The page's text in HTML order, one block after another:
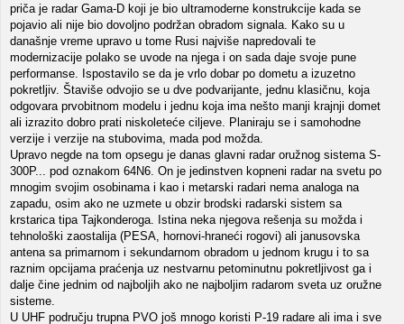
priča je radar Gama-D koji je bio ultramoderne konstrukcije kada se
pojavio ali nije bio dovoljno podržan obradom signala. Kako su u
današnje vreme upravo u tome Rusi najviše napredovali te
modernizacije polako se uvode na njega i on sada daje svoje pune
performanse. Ispostavilo se da je vrlo dobar po dometu a izuzetno
pokretljiv. Štaviše odvojio se u dve podvarijante, jednu klasičnu, koja
odgovara prvobitnom modelu i jednu koja ima nešto manji krajnji domet
ali izrazito dobro prati niskoleteće ciljeve. Planiraju se i samohodne
verzije i verzije na stubovima, mada pod možda.
Upravo negde na tom opsegu je danas glavni radar oružnog sistema S-
300P... pod oznakom 64N6. On je jedinstven kopneni radar na svetu po
mnogim svojim osobinama i kao i metarski radari nema analoga na
zapadu, osim ako ne uzmete u obzir brodski radarski sistem sa
krstarica tipa Tajkonderoga. Istina neka njegova rešenja su možda i
tehnološki zaostalija (PESA, hornovi-hraneći rogovi) ali janusovska
antena sa primarnom i sekundarnom obradom u jednom krugu i to sa
raznim opcijama praćenja uz nestvarnu petominutnu pokretljivost ga i
dalje čine jednim od najboljih ako ne najboljim radarom sveta uz oružne
sisteme.
U UHF području trupna PVO još mnogo koristi P-19 radare ali ima i sve